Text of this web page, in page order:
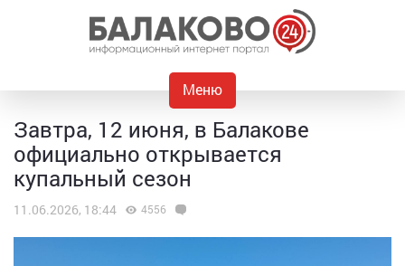
Меню
Завтра, 12 июня, в Балакове
официально открывается
купальный сезон
11.06.2026, 18:44 4556